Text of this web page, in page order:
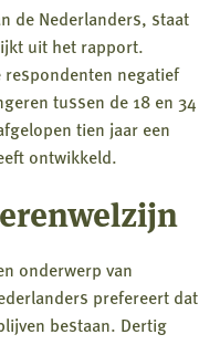
de Nederlanders, staat
uit het rapport.
respondenten negatief
tussen de 18 en 34
tien jaar een
ontwikkeld.
onderwerp van
prefereert dat
bestaan. Dertig